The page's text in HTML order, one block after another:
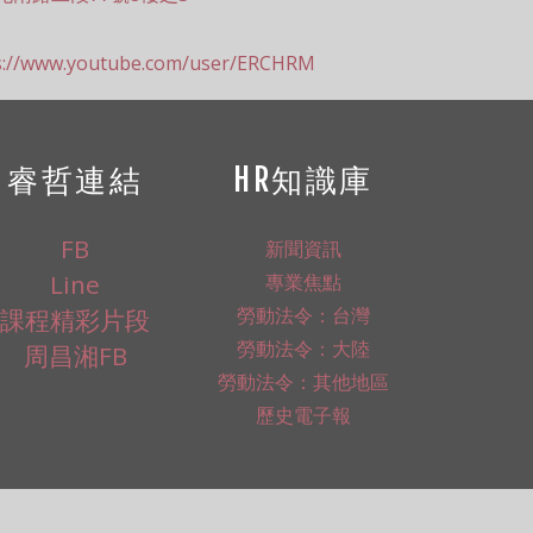
www.youtube.com/user/ERCHRM
睿哲連結
FB
Line
課程精彩片段
周昌湘FB
HR知識庫
新聞資訊
專業焦點
勞動法令：台灣
勞動法令：大陸
勞動法令：其他地區
歷史電子報